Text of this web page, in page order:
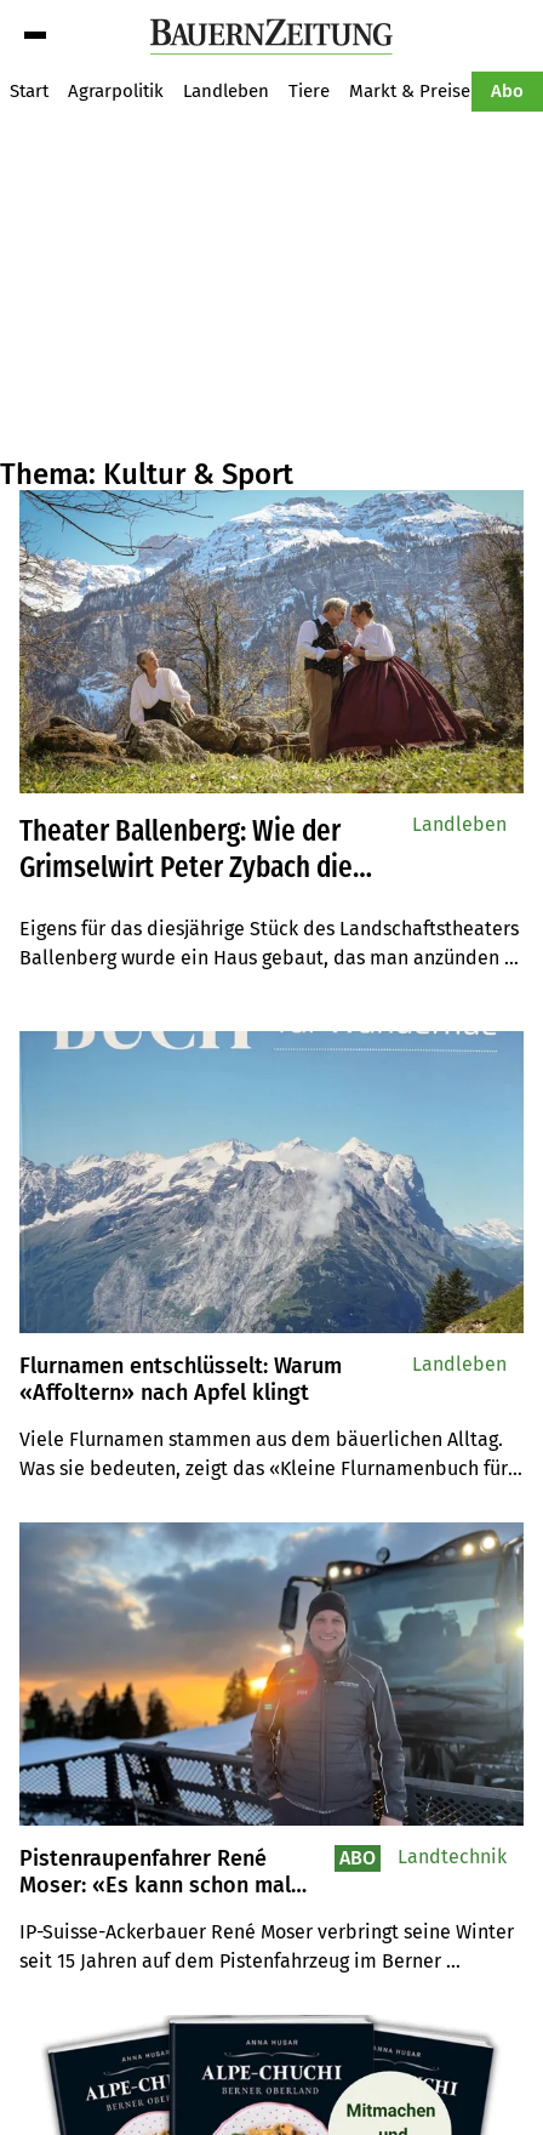
Start Agrarpolitik Landleben Tiere Markt & Preise Abo
Thema: Kultur & Sport
Theater Ballenberg: Wie der
Grimselwirt Peter Zybach die
Eigens für das diesjährige Stück des Landschaftstheaters
Ballenberg wurde ein Haus gebaut, das man anzünden
Landleben
Flurnamen entschlüsselt: Warum
«Affoltern» nach Apfel klingt
Viele Flurnamen stammen aus dem bäuerlichen Alltag.
Was sie bedeuten, zeigt das «Kleine Flurnamenbuch für
drei Exemplare.
Landleben
Pistenraupenfahrer René
Moser: «Es kann schon mal
der Seilwinde reisst»
IP-Suisse-Ackerbauer René Moser verbringt seine Winter
seit 15 Jahren auf dem Pistenfahrzeug im Berner
seiner 500-PS-Maschine erst um 5 Uhr morgens.
ABO Landtechnik